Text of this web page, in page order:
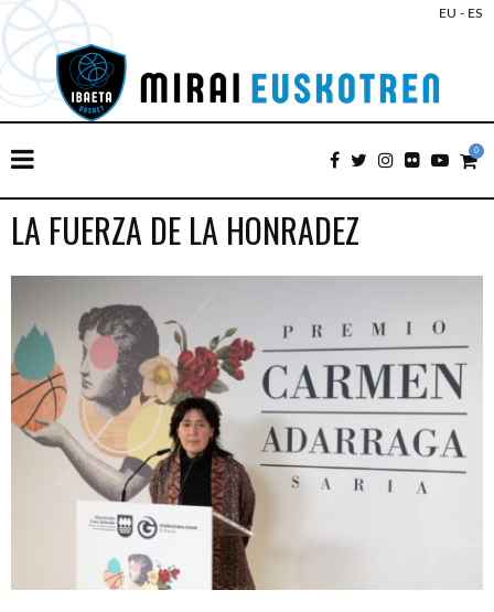
EU - ES
0
LA FUERZA DE LA HONRADEZ